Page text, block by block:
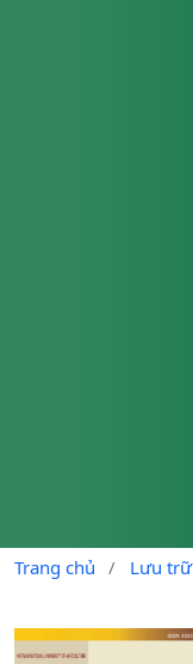
Trang chủ / Lưu trữ